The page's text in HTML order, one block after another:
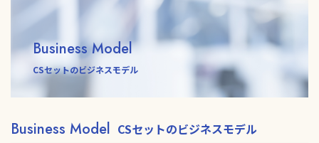
Business Model
CSセットのビジネスモデル
Business Model CSセットのビジネスモデル